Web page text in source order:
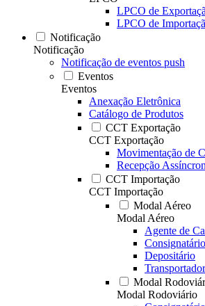
LPCO de
LPCO de
Notificação
Notificação
Notificação de eventos push
Eventos
Eventos
Anexação Eletrônica
Catálogo de Produtos
CCT Exportação
CCT Exportação
Movimentação de
Recepção
CCT Importação
CCT Importação
Modal Aéreo
Modal Aéreo
Agente de
Consignatário
Depositário
Transportador
Modal
Modal Rodoviário